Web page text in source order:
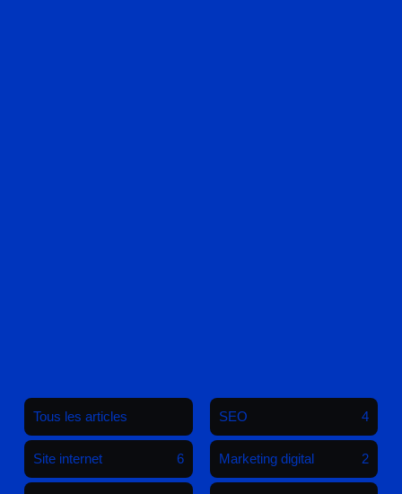
Tous les articles SEO 4
Site internet 6 Marketing digital 2